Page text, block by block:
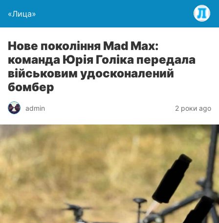
«Лица»
Нове покоління Mad Max:
команда Юрія Голіка передала
військовим удосконалений
бомбер
admin 2 роки ago